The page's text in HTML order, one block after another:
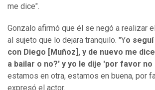
me dice".
Gonzalo afirmó que él se negó a realizar
al sujeto que lo dejara tranquilo. "Yo
con Diego [Muñoz], y de nuevo me
a bailar o no?' y yo le dije 'por favor
estamos en otra, estamos en buena, por
expresó el actor.